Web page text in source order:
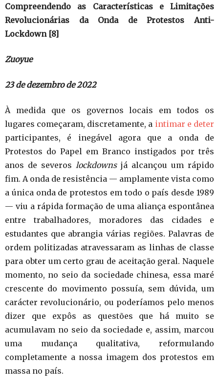
Compreendendo as Características e Limitações
Revolucionárias da Onda de Protestos Anti-
Lockdown [8]
Zuoyue
23 de dezembro de 2022
À medida que os governos locais em todos os
lugares começaram, discretamente, a intimar e deter
participantes, é inegável agora que a onda de
Protestos do Papel em Branco instigados por três
anos de severos lockdownsjá alcançou um rápido
fim. A onda de resistência — amplamente vista como
a única onda de protestos em todo o país desde 1989
— viu a rápida formação de uma aliança espontânea
entre trabalhadores, moradores das cidades e
estudantes que abrangia várias regiões. Palavras de
ordem politizadas atravessaram as linhas de classe
para obter um certo grau de aceitação geral. Naquele
momento, no seio da sociedade chinesa, essa maré
crescente do movimento possuía, sem dúvida, um
carácter revolucionário, ou poderíamos pelo menos
dizer que expôs as questões que há muito se
acumulavam no seio da sociedade e, assim, marcou
uma mudança qualitativa, reformulando
completamente a nossa imagem dos protestos em
massa no país.